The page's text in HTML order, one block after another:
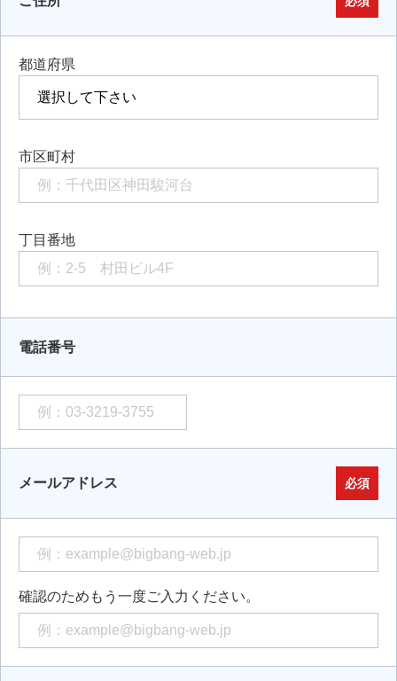
都道府県
市区町村
丁目番地
電話番号
メールアドレス 必須
確認のためもう一度ご入力ください。